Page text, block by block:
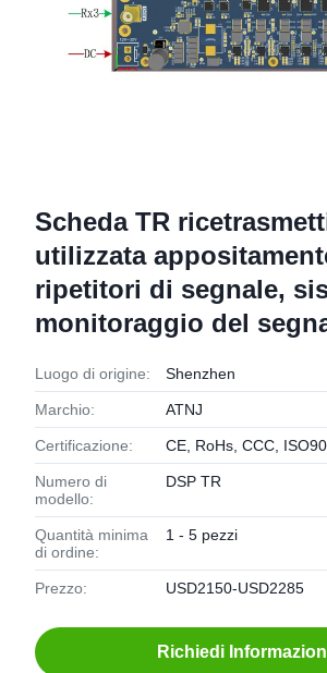
Scheda TR
utilizzata
ripetitori di segnale,
monitoraggio del
Luogo di origine: Shenzhen
Marchio: ATNJ
Certificazione: CE, RoHs, CCC,
Numero di
modello:
DSP TR
Quantità minima
di ordine:
1 - 5 pezzi
Prezzo: USD2150-USD2285
Richiedi